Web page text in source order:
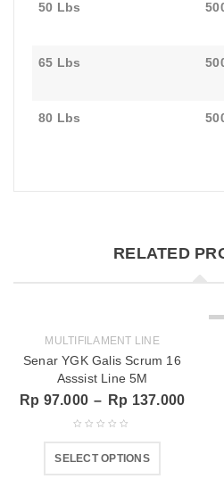
50 Lbs
65 Lbs
80 Lbs
RELATED
MULTIFILAMENT LINE
Senar YGK Galis Scrum 16
Asssist Line 5M
Rp 97.000 – Rp 137.000
SELECT OPTIONS